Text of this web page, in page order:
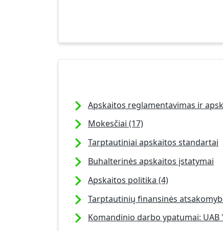
Apskaitos reglamentavimas ir
Mokesčiai (17)
Tarptautiniai apskaitos standartai
Buhalterinės apskaitos įstatymai
Apskaitos politika (4)
Tarptautinių finansinės
Komandinio darbo ypatumai: